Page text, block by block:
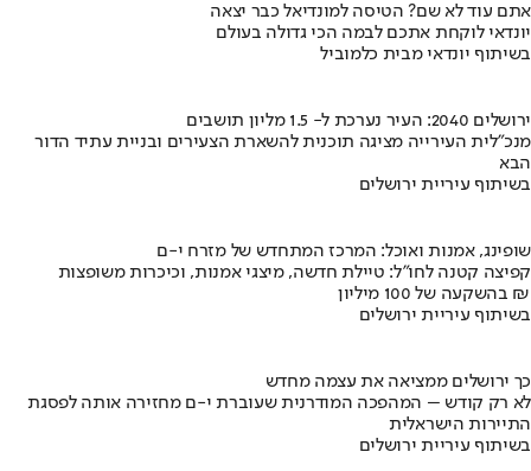
אתם עוד לא שם? הטיסה למונדיאל כבר יצאה
יונדאי לוקחת אתכם לבמה הכי גדולה בעולם
בשיתוף יונדאי מבית כלמוביל
ירושלים 2040: העיר נערכת ל- 1.5 מליון תושבים
מנכ"לית העירייה מציגה תוכנית להשארת הצעירים ובניית עתיד הדור
הבא
בשיתוף עיריית ירושלים
שופינג, אמנות ואוכל: המרכז המתחדש של מזרח י-ם
קפיצה קטנה לחו"ל: טיילת חדשה, מיצגי אמנות, וכיכרות משופצות
בהשקעה של 100 מיליון ₪
בשיתוף עיריית ירושלים
כך ירושלים ממציאה את עצמה מחדש
לא רק קודש – המהפכה המודרנית שעוברת י-ם מחזירה אותה לפסגת
התיירות הישראלית
בשיתוף עיריית ירושלים